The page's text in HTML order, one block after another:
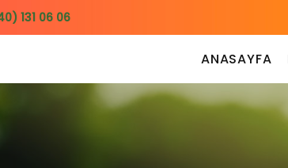
131 06 06
ANASAYFA